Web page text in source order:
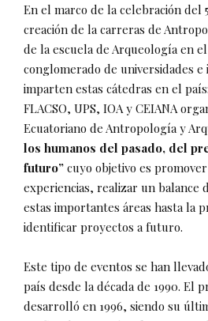
En el marco de la celebración del
creación de la carreras de
de la escuela de Arqueología en
conglomerado de universidades
imparten estas cátedras en el
FLACSO, UPS, IOA y CEIANA
Ecuatoriano de Antropología y
los humanos del pasado, del
futuro” cuyo objetivo es
experiencias, realizar un balance
estas importantes áreas hasta la
identificar proyectos a futuro.
Este tipo de eventos se han
país desde la década de 1990. El
desarrolló en 1996, siendo su